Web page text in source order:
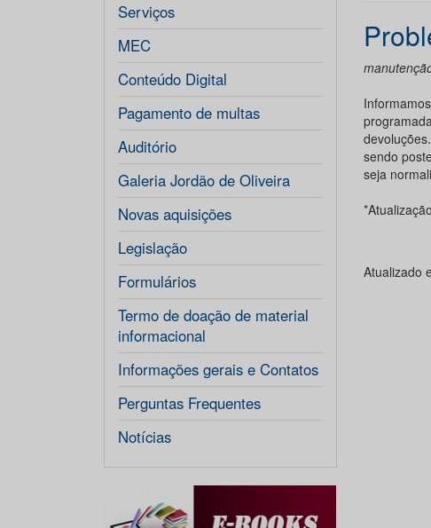
Serviços
MEC
Conteúdo Digital
Pagamento de multas
Auditório
Galeria Jordão de Oliveira
Novas aquisições
Legislação
Formulários
Termo de doação de material
informacional
Informações gerais e Contatos
Perguntas Frequentes
Notícias
sendo
seja
Atualizado